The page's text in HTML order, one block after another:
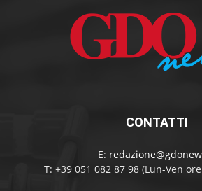
CONTATTI
E:
T: +39 051 082 87 98 (Lun-Ven